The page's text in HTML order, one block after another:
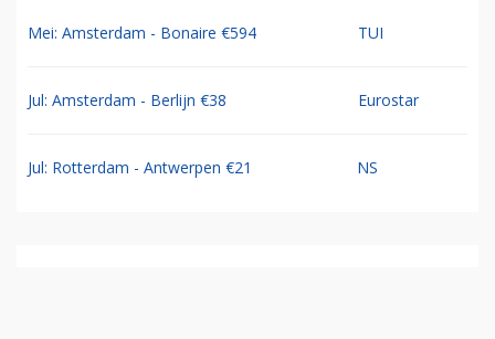
Mei: Amsterdam - Bonaire €594 TUI
Jul: Amsterdam - Berlijn €38 Eurostar
Jul: Rotterdam - Antwerpen €21 NS